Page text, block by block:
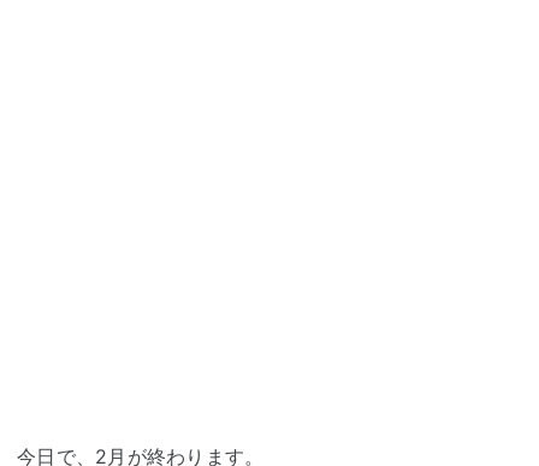
今日で、2月が終わります。